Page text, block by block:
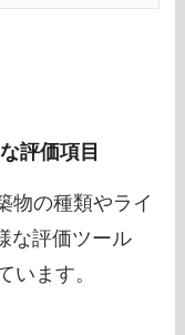
評価項目
物の種類やライ
な評価ツール
います。